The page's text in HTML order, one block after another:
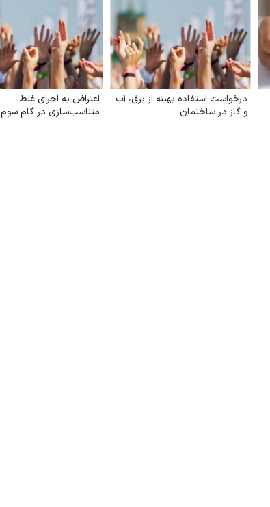
درخواست استفاده بهینه از برق، آب
و گاز در ساختمان
اعتراض به اجرای غلط
متناسب‌سازی در گام سوم